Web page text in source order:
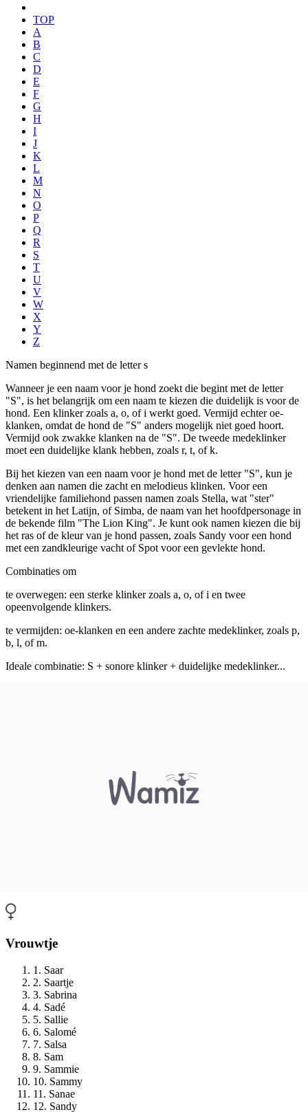
TOP
A
B
C
D
E
F
G
H
I
J
K
L
M
N
O
P
Q
R
S
T
U
V
W
X
Y
Z
Namen beginnend met de letter s
Wanneer je een naam voor je hond zoekt die begint met de letter
"S", is het belangrijk om een naam te kiezen die duidelijk is voor de
hond. Een klinker zoals a, o, of i werkt goed. Vermijd echter oe-
klanken, omdat de hond de "S" anders mogelijk niet goed hoort.
Vermijd ook zwakke klanken na de "S". De tweede medeklinker
moet een duidelijke klank hebben, zoals r, t, of k.
Bij het kiezen van een naam voor je hond met de letter "S", kun je
denken aan namen die zacht en melodieus klinken. Voor een
vriendelijke familiehond passen namen zoals Stella, wat "ster"
betekent in het Latijn, of Simba, de naam van het hoofdpersonage in
de bekende film "The Lion King". Je kunt ook namen kiezen die bij
het ras of de kleur van je hond passen, zoals Sandy voor een hond
met een zandkleurige vacht of Spot voor een gevlekte hond.
Combinaties om
te overwegen: een sterke klinker zoals a, o, of i en twee
opeenvolgende klinkers.
te vermijden: oe-klanken en een andere zachte medeklinker, zoals p,
b, l, of m.
Ideale combinatie: S + sonore klinker + duidelijke medeklinker...
Vrouwtje
1. Saar
2. Saartje
3. Sabrina
4. Sadé
5. Sallie
6. Salomé
7. Salsa
8. Sam
9. Sammie
10. Sammy
11. Sanae
12. Sandy